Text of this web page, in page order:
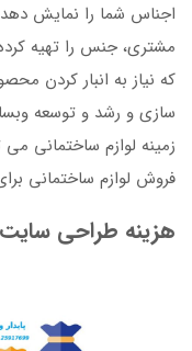
اجناس شما را نمایش
مشتری، جنس را تهیه
که نیاز به انبار کردن
سازی و رشد و توسعه
زمینه لوازم ساختمانی
فروش لوازم ساختمانی
هزینه طراحی